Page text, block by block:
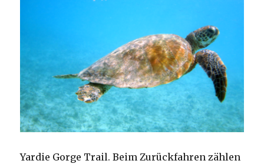
Yardie Gorge Trail. Beim Zurückfahren zählen